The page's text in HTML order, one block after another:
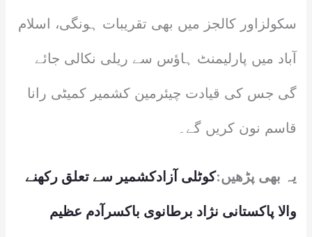
سکولزاور کالجز میں بھی تقریبات ہونگی، اسلام
آباد میں پارلیمنٹ ہاؤس سے ریلی نکالی جائے
گی جس کی قیادت چیئرمین کشمیر کمیٹی رانا
قاسم نون کریں گے۔
یہ بھی پڑھیں:کوٹلی آزادکشمیر سے تعلق رکھنے
والا پاکستانی نژاد برطانوی باکسرآدم عظیم